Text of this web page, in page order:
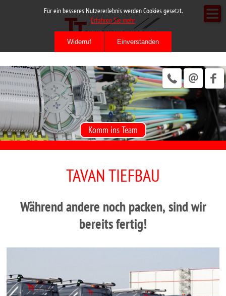
Für ein besseres Nutzererlebnis werden Cookies gesetzt.
Erfahren Sie mehr
Komm ins Team
TAVAN TIEFBAU
Während andere noch packen, sind wir
bereits fertig!